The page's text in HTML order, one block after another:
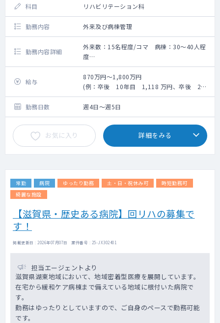
科目 リハビリテーション科
勤務内容 外来及び病棟管理
勤務内容詳細
外来数：15名程度/コマ 病棟：30～40人程
度
・週1回午前中外来診療担当
・回リハ病棟は49床ございます。
・入院患者の受け持ち（概ね30名～40名程
度）
・在宅復帰率90％以上です。
給与
870万円～1,800万円
(例：卒後 10年目 1,118 万円、卒後 20
年目 1,497 万円）
勤務日数
週4日～週5日
お気に入り 詳細をみる
常勤 病院 ゆったり勤務 土・日・祝休み可
時短勤務可
綺麗な施設
【滋賀県・歴史ある病院】回リハの募集で
す！
掲載更新日 : 2026年07月07日 案件番号 : 25-JX302401
担当エージェントより
滋賀県湖東地域において、地域密着型医療を展開しています。
在宅から緩和ケア病棟まで備えている地域に根付いた病院で
す。
勤務はゆったりとしていますので、ご自身のペースで勤務可能
です。